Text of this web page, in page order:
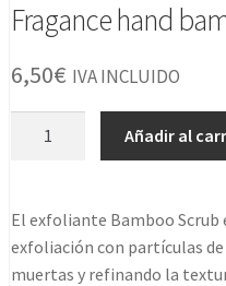
Fragance hand
6,50€ IVA INCLUIDO
75ml
cantidad
Añadir al
El exfoliante Bamboo
exfoliación con partículas
muertas y refinando la